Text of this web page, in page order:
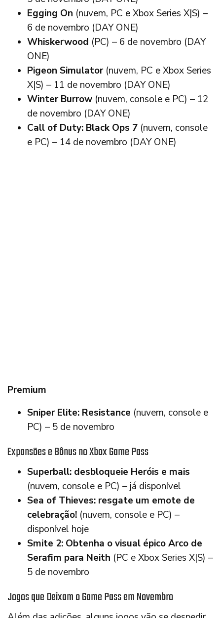
Egging On (nuvem, PC e Xbox Series X|S) –
6 de novembro (DAY ONE)
Whiskerwood (PC) – 6 de novembro (DAY
ONE)
Pigeon Simulator(nuvem, PC e Xbox Series
X|S) – 11 de novembro (DAY ONE)
Winter Burrow (nuvem, console e PC) – 12
de novembro (DAY ONE)
Call of Duty: Black Ops 7 (nuvem, console
e PC) – 14 de novembro (DAY ONE)
Premium
Sniper Elite: Resistance (nuvem, console e
PC) – 5 de novembro
Expansões e Bônus no Xbox Game Pass
Superball: desbloqueie Heróis e mais
(nuvem, console e PC) – já disponível
Sea of Thieves: resgate um emote de
celebração! (nuvem, console e PC) –
disponível hoje
Smite 2: Obtenha o visual épico Arco de
Serafim para Neith (PC e Xbox Series X|S) –
5 de novembro
Jogos que Deixam o Game Pass em Novembro